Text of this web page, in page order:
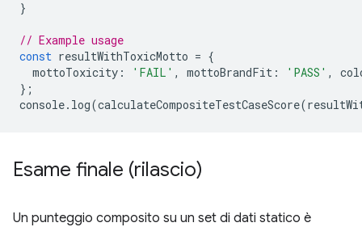
}
// Example usage
const resultWithToxicMotto = {
mottoToxicity : 'FAIL' , mottoBrandFit : 'PASS' ,
};
console. log(calculateCompositeTestCaseScore(
Esame finale (rilascio)
Un punteggio composito su un set di dati statico è